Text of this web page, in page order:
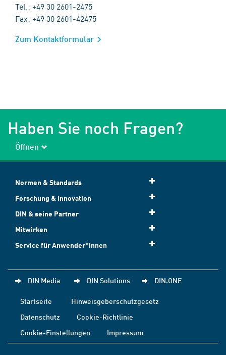
Tel.: +49 30 2601-2475
Fax: +49 30 2601-42475
Zum Kontaktformular
Haben Sie noch Fragen?
Öffnen
Normen & Standards
Forschung & Innovation
DIN & seine Partner
Mitwirken
Service für Anwender*innen
DIN Media DIN Solutions DIN.ONE
Startseite
Hinweisgeberschutzgesetz
Datenschutz
Cookie-Richtlinie
Cookie-Einstellungen
Impressum